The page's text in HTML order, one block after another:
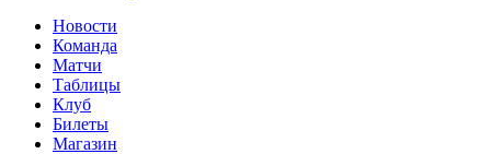
Новости
Команда
Матчи
Таблицы
Клуб
Билеты
Магазин